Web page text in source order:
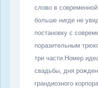
слово в
больше нигде не
постановку с
поразительным
три части.Номер
свадьбы, дня
грандиозного